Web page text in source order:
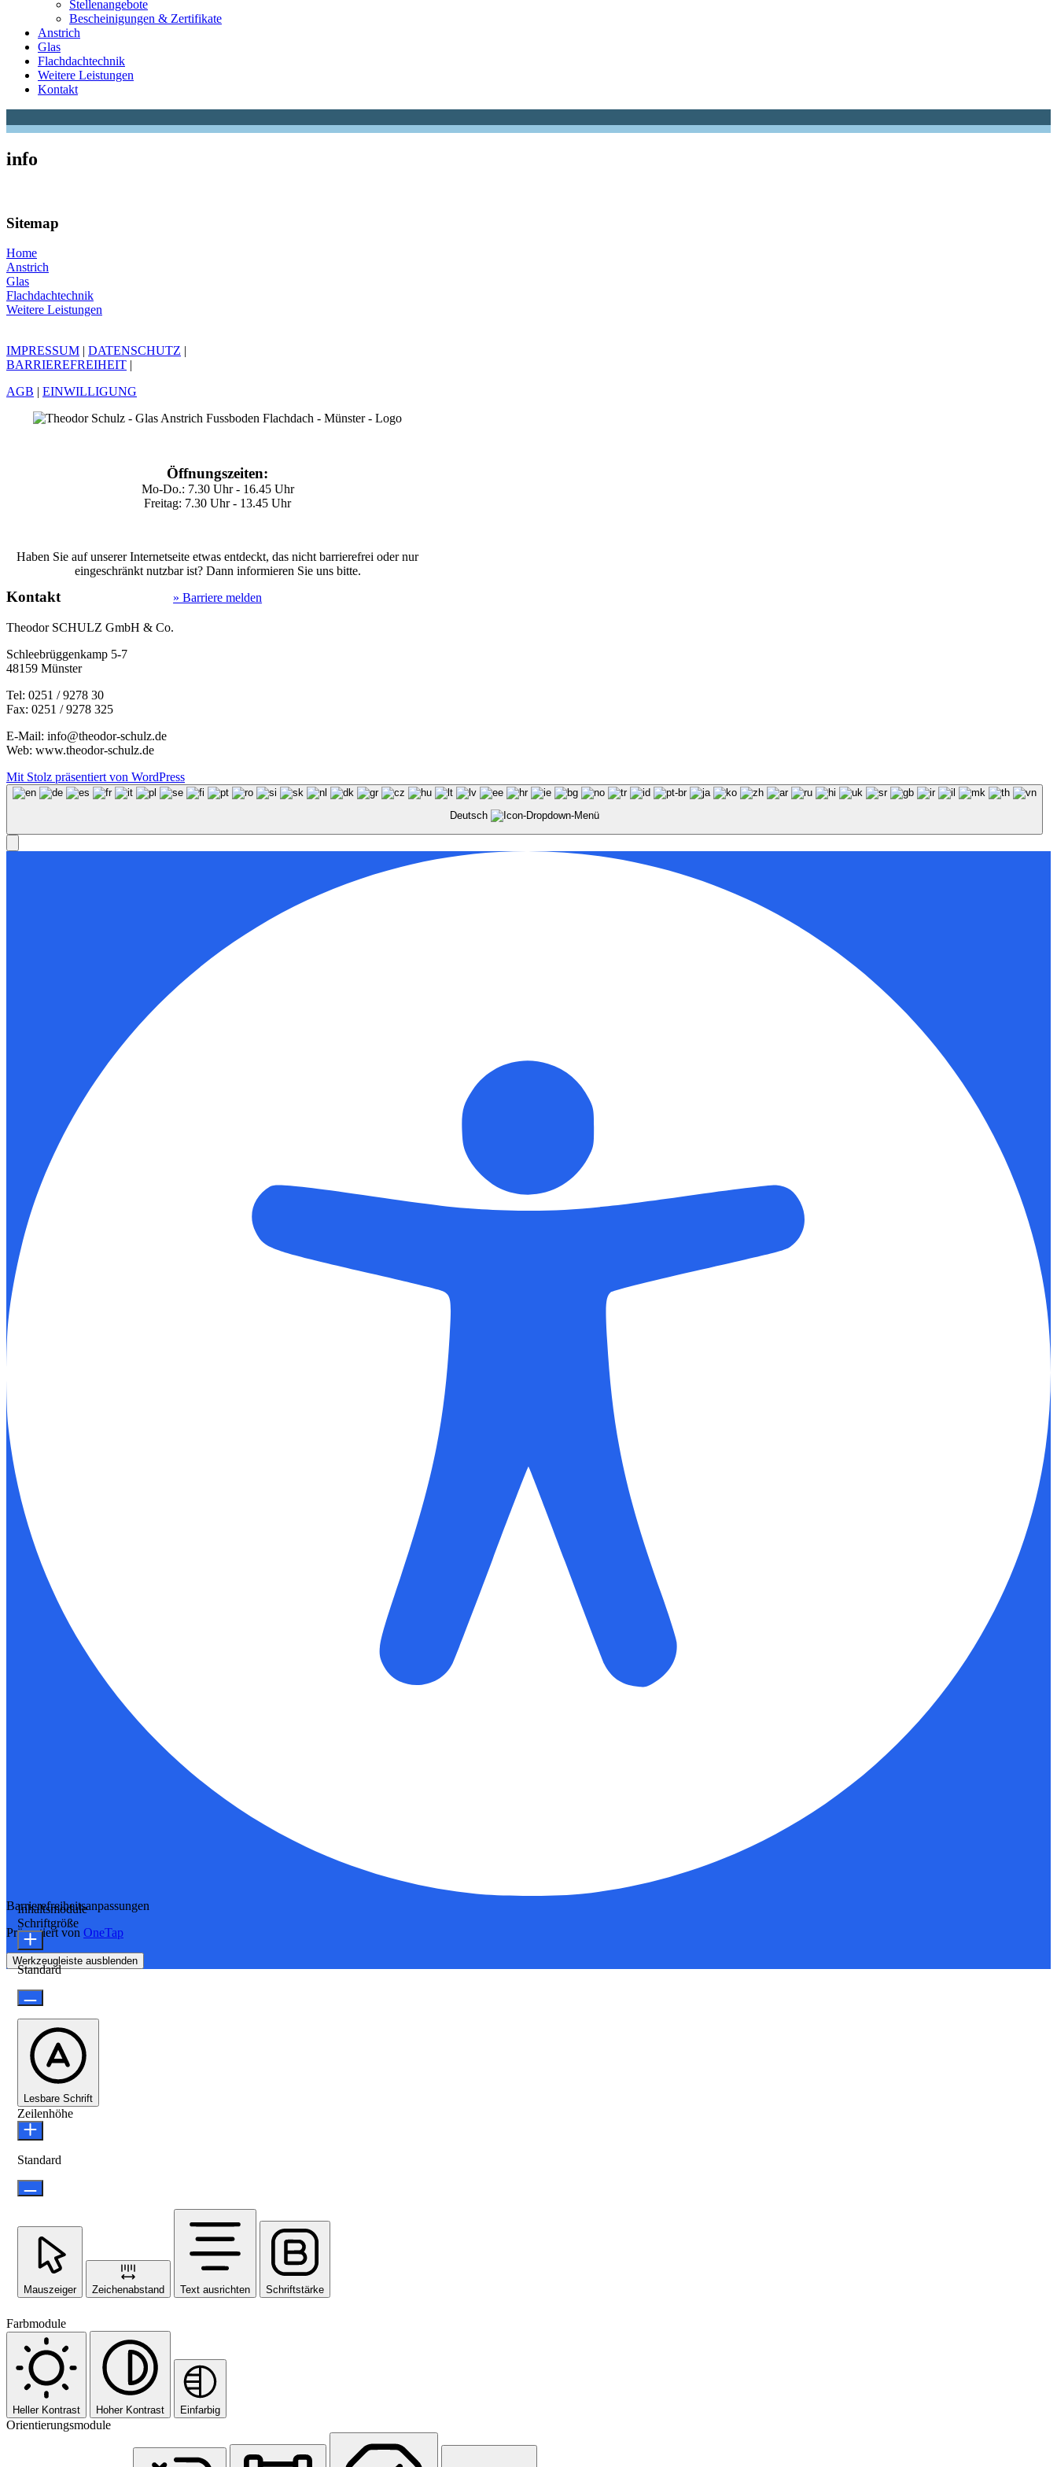
Stellenangebote
Bescheinigungen & Zertifikate
Anstrich
Glas
Flachdachtechnik
Weitere Leistungen
Kontakt
info
Sitemap
Home
Anstrich
Glas
Flachdachtechnik
Weitere Leistungen
IMPRESSUM | DATENSCHUTZ |
BARRIEREFREIHEIT |
AGB | EINWILLIGUNG
Öffnungszeiten:
Mo-Do.: 7.30 Uhr - 16.45 Uhr
Freitag: 7.30 Uhr - 13.45 Uhr
Haben Sie auf unserer Internetseite etwas entdeckt, das nicht barrierefrei oder nur
eingeschränkt nutzbar ist? Dann informieren Sie uns bitte.
» Barriere melden
Kontakt
Theodor SCHULZ GmbH & Co.
Schleebrüggenkamp 5-7
48159 Münster
Tel: 0251 / 9278 30
Fax: 0251 / 9278 325
E-Mail: info@theodor-schulz.de
Web: www.theodor-schulz.de
Mit Stolz präsentiert von WordPress
Deutsch
Barrierefreiheitsanpassungen
Präsentiert von OneTap
Werkzeugleiste ausblenden
Inhaltsmodule
Schriftgröße
Standard
Lesbare Schrift
Zeilenhöhe
Standard
Mauszeiger Zeichenabstand Text ausrichten Schriftstärke
Farbmodule
Heller Kontrast Hoher Kontrast Einfarbig
Orientierungsmodule